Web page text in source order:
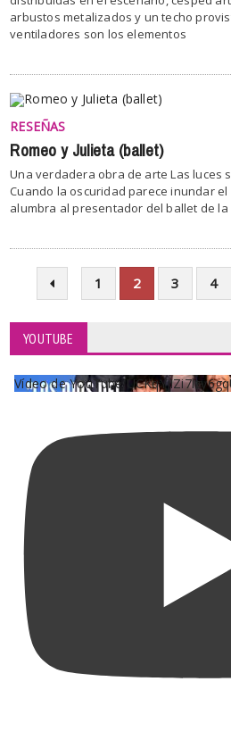
arbustos metalizados y un techo
ventiladores son los elementos
RESEÑAS
Romeo y Julieta (ballet)
Una verdadera obra de arte Las luces
Cuando la oscuridad parece inundar
alumbra al presentador del ballet de la
1 2 3 4
YOUTUBE
Vídeo de YouTube